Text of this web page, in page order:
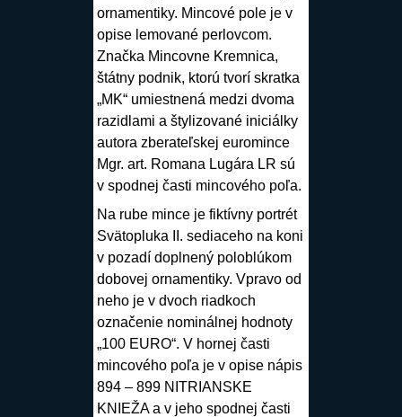
ornamentiky. Mincové pole je v
opise lemované perlovcom.
Značka Mincovne Kremnica,
štátny podnik, ktorú tvorí skratka
„MK“ umiestnená medzi dvoma
razidlami a štylizované iniciálky
autora zberateľskej euromince
Mgr. art. Romana Lugára LR sú
v spodnej časti mincového poľa.
Na rube minceje fiktívny portrét
Svätopluka II. sediaceho na koni
v pozadí doplnený poloblúkom
dobovej ornamentiky. Vpravo od
neho je v dvoch riadkoch
označenie nominálnej hodnoty
„100 EURO“. V hornej časti
mincového poľa je v opise nápis
894 – 899 NITRIANSKE
KNIEŽA a v jeho spodnej časti